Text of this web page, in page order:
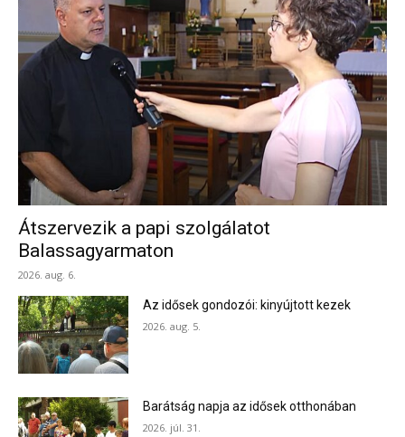
Átszervezik a papi szolgálatot
Balassagyarmaton
2026. aug. 6.
Az idősek gondozói: kinyújtott kezek
2026. aug. 5.
Barátság napja az idősek otthonában
2026. júl. 31.